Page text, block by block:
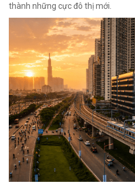
thành những cực đô thị mới.